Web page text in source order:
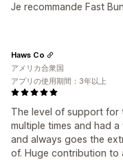
Je recommande Fast
The level of support for
multiple times and had
and always goes the
of. Huge contribution to
Haws Co
アメリカ合衆国
アプリの使用期間：3年以上